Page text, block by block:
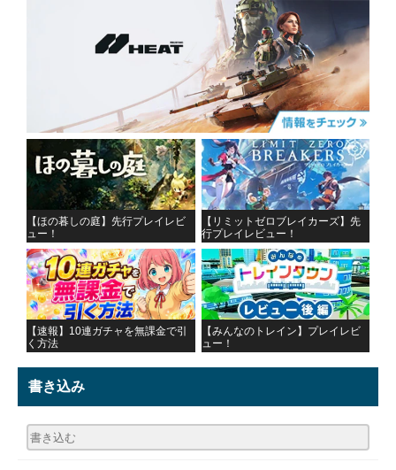
【ほの暮しの庭】先行プレイレビ
ュー！
【リミットゼロブレイカーズ】先
行プレイレビュー！
【速報】10連ガチャを無課金で引
く方法
【みんなのトレイン】プレイレビ
ュー！
書き込み